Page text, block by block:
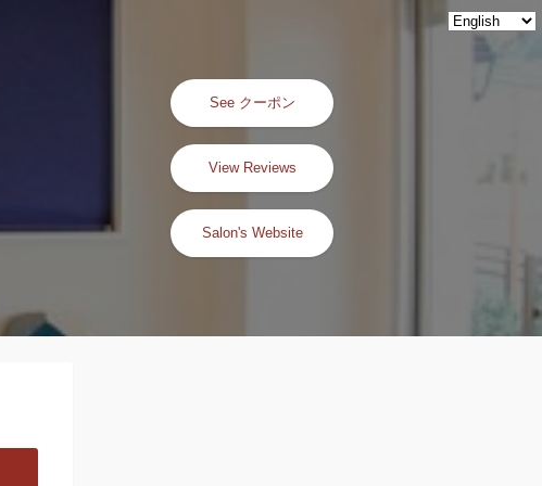
See クーポン
View Reviews
Salon's Website